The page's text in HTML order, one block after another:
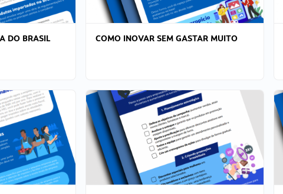
DO BRASIL COMO INOVAR SEM GASTAR MUITO